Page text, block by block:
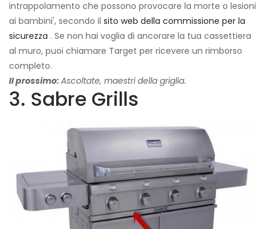
intrappolamento che possono provocare la morte o lesioni
ai bambini', secondo il sito web della commissione per la
sicurezza . Se non hai voglia di ancorare la tua cassettiera
al muro, puoi chiamare Target per ricevere un rimborso
completo.
Il prossimo: Ascoltate, maestri della griglia.
3. Sabre Grills